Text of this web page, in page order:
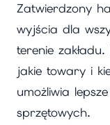
Zatwierdzony
wyjścia dla
terenie
jakie towary i
umożliwia
sprzętowych.